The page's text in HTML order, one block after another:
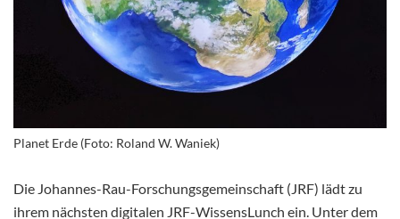
Planet Erde (Foto: Roland W. Waniek)
Die Johannes-Rau-Forschungsgemeinschaft (JRF) lädt zu
ihrem nächsten digitalen JRF-WissensLunch ein. Unter dem